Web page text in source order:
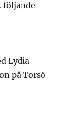
följande
Lydia
på Torsö